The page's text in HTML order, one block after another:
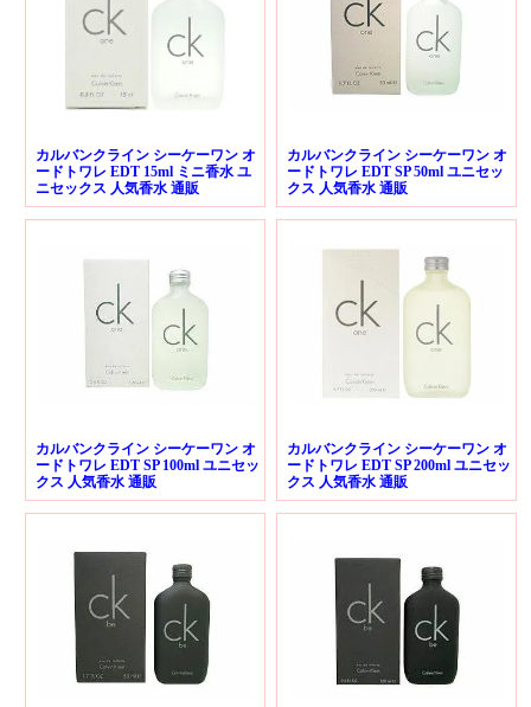
カルバンクライン シーケーワン オ
ードトワレ EDT 15ml ミニ香水 ユ
ニセックス 人気香水 通販
カルバンクライン シーケーワン オ
ードトワレ EDT SP 50ml ユニセッ
クス 人気香水 通販
カルバンクライン シーケーワン オ
ードトワレ EDT SP 100ml ユニセッ
クス 人気香水 通販
カルバンクライン シーケーワン オ
ードトワレ EDT SP 200ml ユニセッ
クス 人気香水 通販